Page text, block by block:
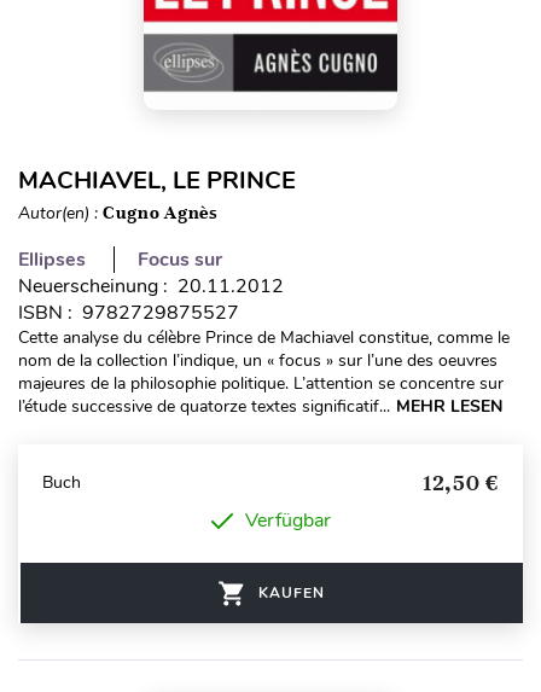
MACHIAVEL, LE PRINCE
Autor(en) : Cugno Agnès
Ellipses
Focus sur
Neuerscheinung : 20.11.2012
ISBN : 9782729875527
Cette analyse du célèbre Prince de Machiavel constitue, comme le
nom de la collection l’indique, un « focus » sur l’une des oeuvres
majeures de la philosophie politique. L’attention se concentre sur
l’étude successive de quatorze textes significatif... MEHR LESEN
Buch 12,50 €
Verfügbar
KAUFEN